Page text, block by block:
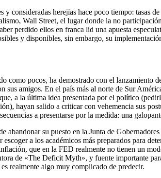
consideradas herejías hace poco tiempo: tasas
Wall Street, el lugar donde la no
perdido ellos en franca lid una apuesta
y disponibles, sin embargo, su
como pocos, ha demostrado con el lanzamiento
amigos. En el país más al norte de Sur
a la última idea presentada por el político
hayan salido a criticar con vehemencia sus
a presentarse por la medida: una
su puesto en la Junta de
a los académicos más preparados para
que en la FED realmente no tienen un
de «The Deficit Myth», y fuente importante
realmente algo muy complicado de predecir.